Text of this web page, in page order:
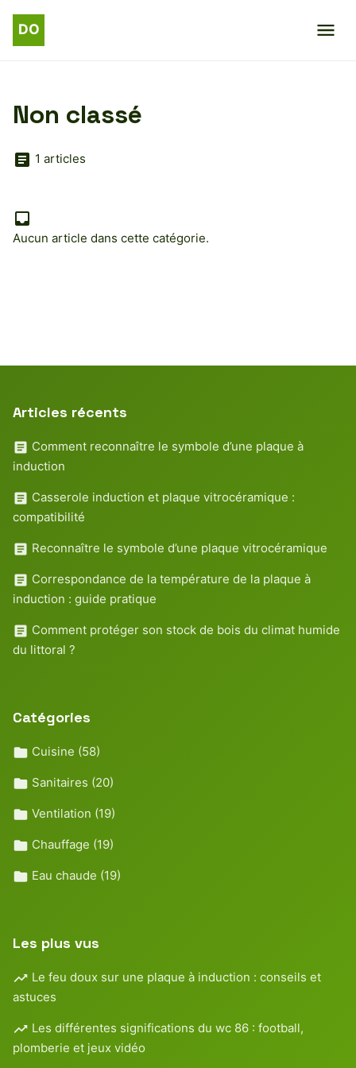
Non classé
1 articles
Aucun article dans cette catégorie.
Articles récents
Comment reconnaître le symbole d’une plaque à
induction
Casserole induction et plaque vitrocéramique :
compatibilité
Reconnaître le symbole d’une plaque vitrocéramique
Correspondance de la température de la plaque à
induction : guide pratique
Comment protéger son stock de bois du climat humide
du littoral ?
Catégories
Cuisine (58)
Sanitaires (20)
Ventilation (19)
Chauffage (19)
Eau chaude (19)
Les plus vus
Le feu doux sur une plaque à induction : conseils et
astuces
Les différentes significations du wc 86 : football,
plomberie et jeux vidéo